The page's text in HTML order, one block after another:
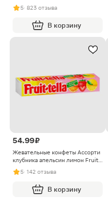
хрустящей вафлей Goodmix Дуо
Original 40г
5· 823 отзыва
В корзину
54.99 ₽
Жевательные конфеты Ассорти
клубника апельсин лимон Fruit-
Tella 41г
5· 142 отзыва
В корзину